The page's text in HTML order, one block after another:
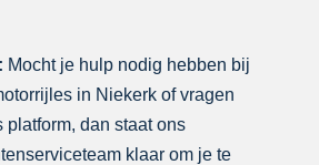
Mocht je hulp nodig hebben bij
in Niekerk of vragen
platform, dan staat ons
klaar om je te